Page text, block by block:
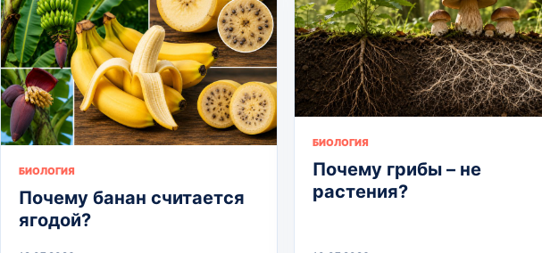
БИОЛОГИЯ
Почему банан считается
ягодой?
БИОЛОГИЯ
Почему грибы – не
растения?